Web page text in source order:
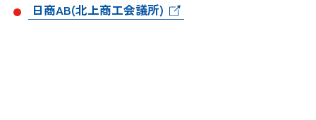
日商AB(北上商工会議所)